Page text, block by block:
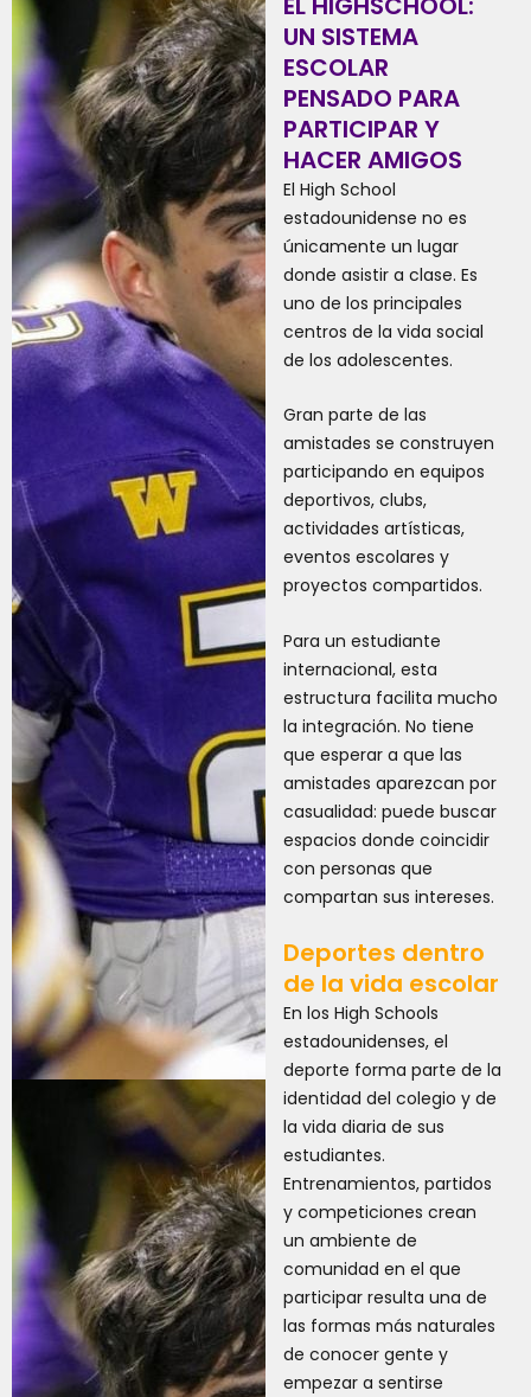
UN SISTEMA
ESCOLAR
PENSADO PARA
PARTICIPAR Y
HACER AMIGOS
El High School
estadounidense no es
únicamente un lugar
donde asistir a clase. Es
uno de los principales
centros de la vida social
de los adolescentes.
Gran parte de las
amistades se construyen
participando en equipos
deportivos, clubs,
actividades artísticas,
eventos escolares y
proyectos compartidos.
Para un estudiante
internacional, esta
estructura facilita mucho
la integración. No tiene
que esperar a que las
amistades aparezcan por
casualidad: puede buscar
espacios donde coincidir
con personas que
compartan sus intereses.
Deportes dentro
de la vida escolar
En los High Schools
estadounidenses, el
deporte forma parte de la
identidad del colegio y de
la vida diaria de sus
estudiantes.
Entrenamientos, partidos
y competiciones crean
un ambiente de
comunidad en el que
participar resulta una de
las formas más naturales
de conocer gente y
empezar a sentirse